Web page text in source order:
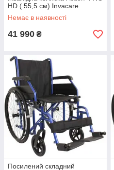
HD ( 55,5 см) Invacare
Немає в наявності
41 990 ₴
Посилений складний